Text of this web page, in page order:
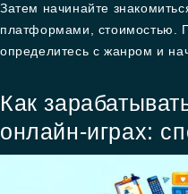
Затем начинайте
платформами, стоимостью.
определитесь с жанром и
Как
онлайн-играх: